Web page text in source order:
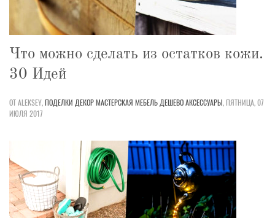
Что можно сделать из остатков кожи.
30 Идей
ОТ ALEKSEY,ПОДЕЛКИ ДЕКОРМАСТЕРСКАЯ МЕБЕЛЬ ДЕШЕВОАКСЕССУАРЫ,ПЯТНИЦА, 07
ИЮЛЯ 2017